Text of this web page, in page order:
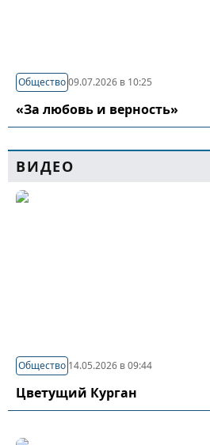
Общество09.07.2026 в 10:25
«За любовь и верность»
ВИДЕО
Общество 14.05.2026 в 09:44
Цветущий Курган